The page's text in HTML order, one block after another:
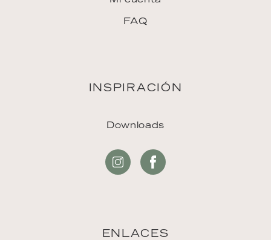
FAQ
INSPIRACIÓN
Downloads
ENLACES